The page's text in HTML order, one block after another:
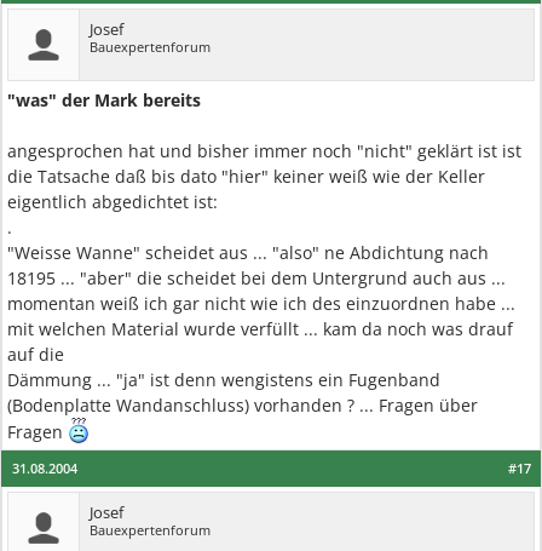
Josef
Bauexpertenforum
"was" der Mark bereits
angesprochen hat und bisher immer noch "nicht" geklärt ist ist
die Tatsache daß bis dato "hier" keiner weiß wie der Keller
eigentlich abgedichtet ist:
.
"Weisse Wanne" scheidet aus ... "also" ne Abdichtung nach
18195 ... "aber" die scheidet bei dem Untergrund auch aus ...
momentan weiß ich gar nicht wie ich des einzuordnen habe ...
mit welchen Material wurde verfüllt ... kam da noch was drauf
auf die
Dämmung ... "ja" ist denn wengistens ein Fugenband
(Bodenplatte Wandanschluss) vorhanden ? ... Fragen über
Fragen
#17
31.08.2004
Josef
Bauexpertenforum